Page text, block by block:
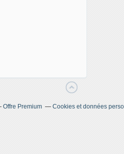
Offre Premium
Cookies et données